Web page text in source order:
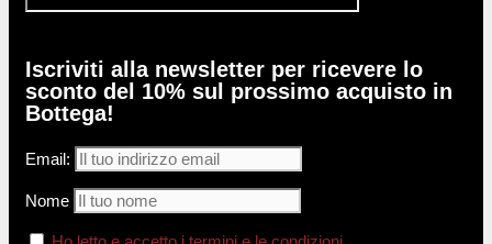
Iscriviti alla newsletter per ricevere lo
sconto del 10% sul prossimo acquisto in
Bottega!
Email:
Nome